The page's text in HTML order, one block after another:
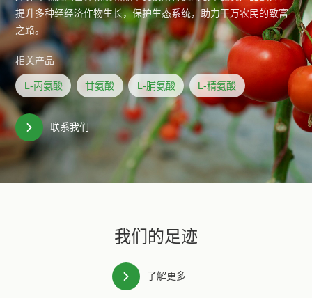
提升多种经经济作物生长，保护生态系统，助力干万农民的致富
之路。
相关产品
L-丙氨酸 甘氨酸 L-脯氨酸 L-精氨酸
联系我们
我们的足迹
了解更多